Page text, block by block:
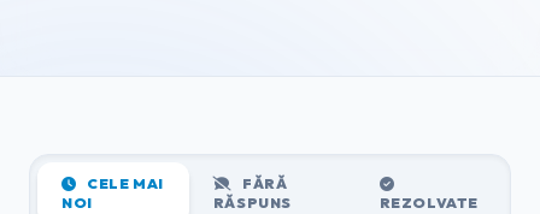
CELE MAI
NOI
FĂRĂ
RĂSPUNS
REZOLVATE